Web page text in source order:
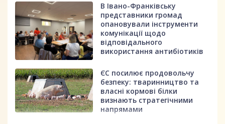
В Івано-Франківську
представники громад
опановували інструменти
комунікації щодо
відповідального
використання антибіотиків
ЄС посилює продовольчу
безпеку: тваринництво та
власні кормові білки
визнають стратегічними
напрямами